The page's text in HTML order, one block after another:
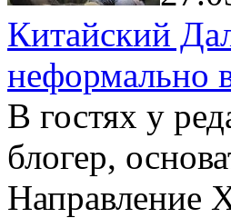
Китайский
неформально
В гостях у
блогер,
Направление